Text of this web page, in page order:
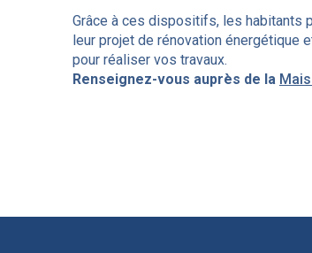
Grâce à ces dispositifs, les habitants
leur projet de rénovation énergétique
pour réaliser vos travaux.
Renseignez-vous auprès de la